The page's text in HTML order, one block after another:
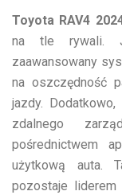
Toyota RAV4
na tle rywali.
zaawansowany
na oszczędność
jazdy.
zdalnego
pośrednictwem
użytkową auta.
pozostaje